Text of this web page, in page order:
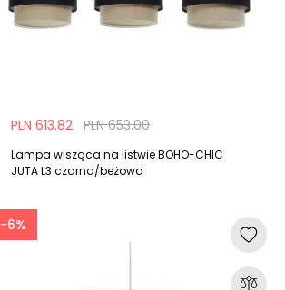
PLN 653.00
PLN 613.82
Lampa wisząca na listwie BOHO-CHIC
JUTA L3 czarna/beżowa
-6%